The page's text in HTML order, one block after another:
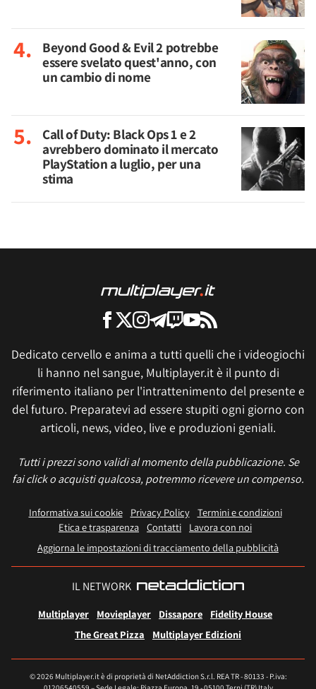
Beyond Good & Evil 2 potrebbe
essere svelato quest'anno, con
un cambio di nome
Call of Duty: Black Ops 1 e 2
avrebbero dominato il mercato
PlayStation a luglio, per una
stima
Dedicato cervello e anima a tutti quelli che i videogiochi
li hanno nel sangue, Multiplayer.it è il punto di
riferimento italiano per l'intrattenimento del presente e
del futuro. Preparatevi ad essere stupiti ogni giorno con
articoli, news, video, live e produzioni geniali.
Tutti i prezzi sono validi al momento della pubblicazione. Se
fai click o acquisti qualcosa, potremmo ricevere un compenso.
Informativa sui cookie Privacy Policy
Termini e condizioni
Etica e trasparenza Contatti
Lavora con noi
Aggiorna le impostazioni di tracciamento della pubblicità
IL NETWORK
Multiplayer Movieplayer Dissapore
Fidelity House
The Great Pizza
Multiplayer Edizioni
© 2026 Multiplayer.it è di proprietà di NetAddiction S.r.l. REA TR - 80133 - P.iva: